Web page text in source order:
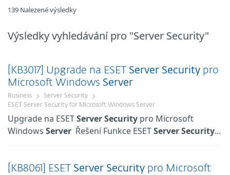
139 Nalezené výsledky
Výsledky vyhledávánípro "Server Security"
[KB3017] Upgrade na ESET Server Security pro
Microsoft Windows Server
Business
Server Security
ESET Server Security for Microsoft Windows Server
Upgrade na ESETServerSecurity pro Microsoft
Windows Server Řešení Funkce ESETServerSecurity...
[KB8061] ESET Server Security pro Microsoft